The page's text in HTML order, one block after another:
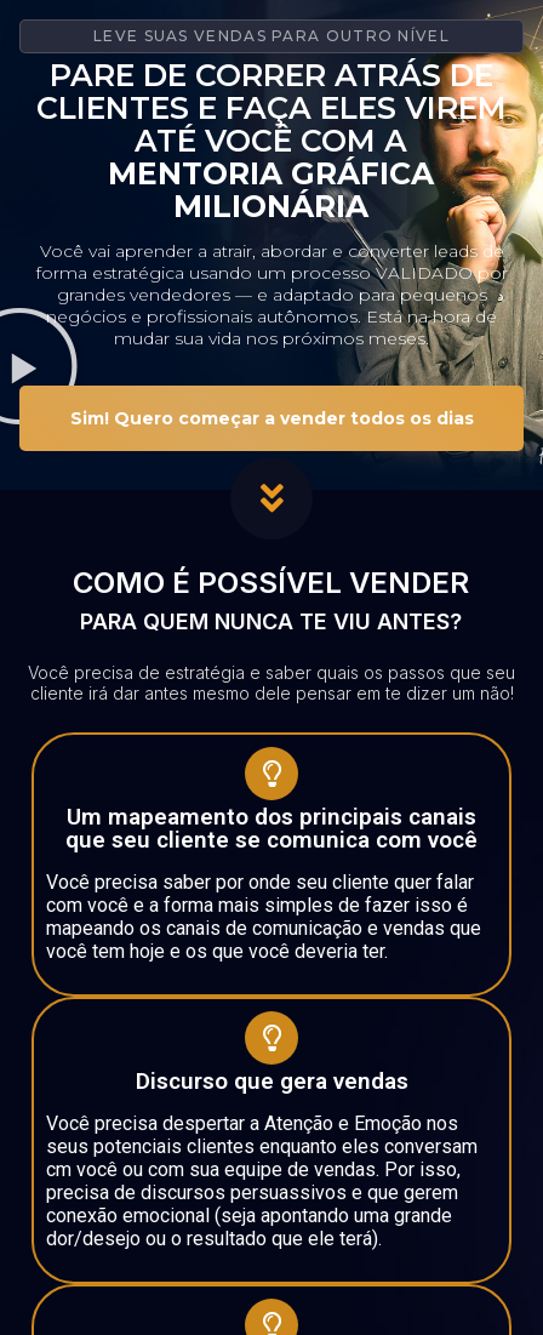
LEVE SUAS VENDAS PARA OUTRO NÍVEL
PARE DE CORRER ATRÁS DE
CLIENTES E FAÇA ELES VIREM
ATÉ VOCÊ COM A
MENTORIA GRÁFICA
MILIONÁRIA
Você vai aprender a atrair, abordar e converter leads de
forma estratégica usando um processo VALIDADO por
grandes vendedores — e adaptado para pequenos
negócios e profissionais autônomos. Está na hora de
mudar sua vida nos próximos meses.
Sim! Quero começar a vender todos os dias
COMO É POSSÍVEL VENDER
PARA QUEM NUNCA TE VIU ANTES?
Você precisa de estratégia e saber quais os passos que seu
cliente irá dar antes mesmo dele pensar em te dizer um não!
Um mapeamento dos principais canais
que seu cliente se comunica com você
Você precisa saber por onde seu cliente quer falar
com você e a forma mais simples de fazer isso é
mapeando os canais de comunicação e vendas que
você tem hoje e os que você deveria ter.
Discurso que gera vendas
Você precisa despertar a Atenção e Emoção nos
seus potenciais clientes enquanto eles conversam
cm você ou com sua equipe de vendas. Por isso,
precisa de discursos persuassivos e que gerem
conexão emocional (seja apontando uma grande
dor/desejo ou o resultado que ele terá).